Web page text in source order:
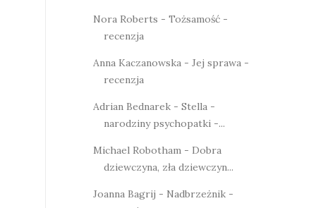
Nora Roberts - Tożsamość -
recenzja
Anna Kaczanowska - Jej sprawa -
recenzja
Adrian Bednarek - Stella -
narodziny psychopatki -...
Michael Robotham - Dobra
dziewczyna, zła dziewczyn...
Joanna Bagrij - Nadbrzeżnik -